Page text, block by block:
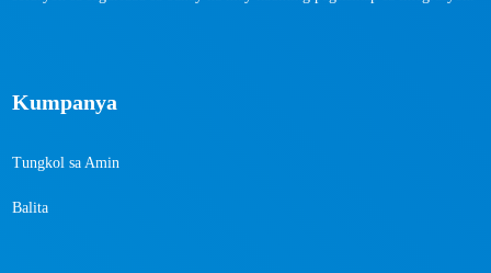
Kumpanya
Tungkol sa Amin
Balita